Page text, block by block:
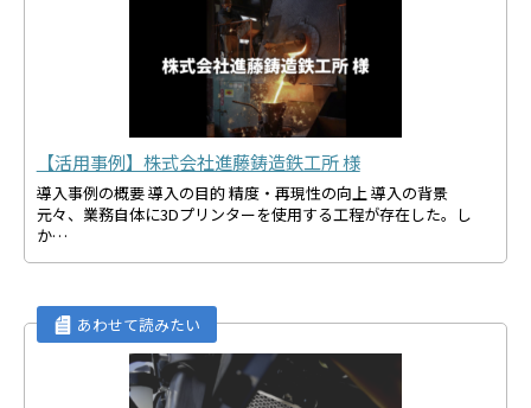
【活用事例】株式会社進藤鋳造鉄工所 様
導入事例の概要 導入の目的 精度・再現性の向上 導入の背景
元々、業務自体に3Dプリンターを使用する工程が存在した。し
か…